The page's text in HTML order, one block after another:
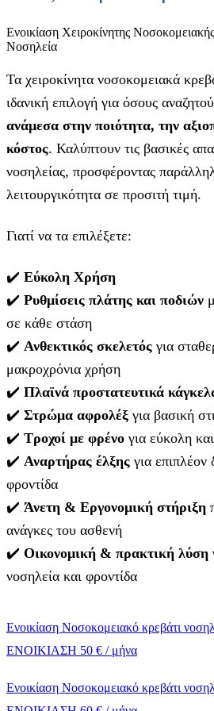
Ενοικίαση Χειροκίνητης
Νοσηλεία
Τα χειροκίνητα νοσοκομειακά
ιδανική επιλογή για όσους
ανάμεσα στην ποιότητα, την
κόστος. Καλύπτουν τις βασικές
νοσηλείας, προσφέροντας
λειτουργικότητα σε προσιτή τιμή.
Γιατί να τα επιλέξετε:
✔️ Εύκολη Χρήση
✔️ Ρυθμίσεις πλάτης και ποδιών
σε κάθε στάση
✔️ Ανθεκτικός σκελετός για
μακροχρόνια χρήση
✔️ Πλαϊνά προστατευτικά
✔️ Στρώμα αφρολέξ για βασική
✔️ Τροχοί με φρένο για εύκολη
✔️ Αναρτήρας έλξης για
φροντίδα
✔️ Άνετη & Εργονομική στήριξη
ανάγκες του ασθενή
✔️ Οικονομική & πρακτική λύση
νοσηλεία και φροντίδα
Ενοικίαση Νοσοκομειακό κρεβάτι
ΕΝΟΙΚΙΑΣΗ 50 € / μήνα
Ενοικίαση Νοσοκομειακό κρεβάτι